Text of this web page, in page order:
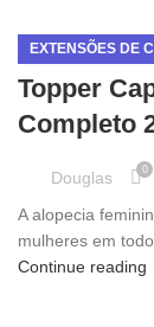
EXTENSÕES DE
Topper
Completo
Douglas 0
A alopecia
mulheres em
Continue reading